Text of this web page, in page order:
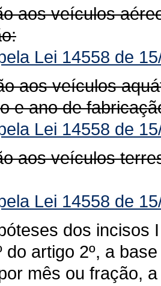
aos veículos
Lei 14558 de
aos veículos
e ano de
Lei 14558 de
aos veículos
Lei 14558 de
dos incisos
do artigo 2º, a
mês ou fração,